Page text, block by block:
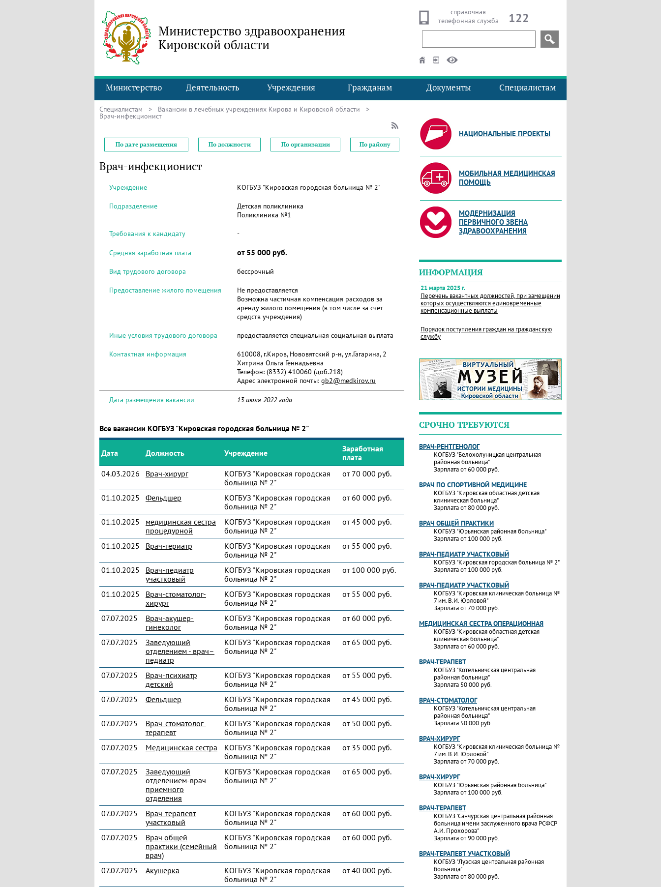
Министерство здравоохранения
Кировской области
справочная
телефонная служба
122
Министерство Деятельность Учреждения Гражданам Документы Специалистам
Специалистам > Вакансии в лечебных учреждениях Кирова и Кировской области >
Врач-инфекционист
По дате размещения По должности По организации По району
Врач-инфекционист
Учреждение КОГБУЗ "Кировская городская больница № 2"
Подразделение
Детская поликлиника
Поликлиника №1
Требования к кандидату -
Средняя заработная плата от 55 000 руб.
Вид трудового договора бессрочный
Предоставление жилого помещения
Не предоставляется
Возможна частичная компенсация расходов за
аренду жилого помещения (в том числе за счет
средств учреждения)
Иные условия трудового договора предоставляется специальная социальная выплата
Контактная информация
610008, г.Киров, Нововятский р-н, ул.Гагарина, 2
Хитрина Ольга Геннадьевна
Телефон: (8332) 410060 (доб.218)
Адрес электронной почты: gb2@medkirov.ru
Дата размещения вакансии 13 июля 2022 года
Все вакансии КОГБУЗ "Кировская городская больница № 2"
Дата Должность Учреждение
Заработная
плата
04.03.2026
Врач-хирург
КОГБУЗ "Кировская городская
больница № 2"
от 70 000 руб.
01.10.2025 Фельдшер
КОГБУЗ "Кировская городская
больница № 2"
от 60 000 руб.
01.10.2025
медицинская сестра
процедурной
КОГБУЗ "Кировская городская
больница № 2"
от 45 000 руб.
01.10.2025 Врач-гериатр
КОГБУЗ "Кировская городская
больница № 2"
от 55 000 руб.
01.10.2025
Врач-педиатр
участковый
КОГБУЗ "Кировская городская
больница № 2"
от 100 000 руб.
01.10.2025
Врач-стоматолог-
хирург
КОГБУЗ "Кировская городская
больница № 2"
от 55 000 руб.
07.07.2025
Врач-акушер-
гинеколог
КОГБУЗ "Кировская городская
больница № 2"
от 60 000 руб.
07.07.2025
Заведующий
отделением - врач–
педиатр
КОГБУЗ "Кировская городская
больница № 2"
от 65 000 руб.
07.07.2025
Врач-психиатр
детский
КОГБУЗ "Кировская городская
больница № 2"
от 55 000 руб.
07.07.2025 Фельдшер
КОГБУЗ "Кировская городская
больница № 2"
от 45 000 руб.
07.07.2025
Врач-стоматолог-
терапевт
КОГБУЗ "Кировская городская
больница № 2"
от 50 000 руб.
07.07.2025 Медицинская сестра
КОГБУЗ "Кировская городская
больница № 2"
от 35 000 руб.
07.07.2025
Заведующий
отделением-врач
приемного
отделения
КОГБУЗ "Кировская городская
больница № 2"
от 65 000 руб.
07.07.2025
Врач-терапевт
участковый
КОГБУЗ "Кировская городская
больница № 2"
от 60 000 руб.
07.07.2025
Врач общей
практики (семейный
врач)
КОГБУЗ "Кировская городская
больница № 2"
от 60 000 руб.
07.07.2025 Акушерка
КОГБУЗ "Кировская городская
больница № 2"
от 40 000 руб.
НАЦИОНАЛЬНЫЕ ПРОЕКТЫ
МОБИЛЬНАЯ МЕДИЦИНСКАЯ
ПОМОЩЬ
МОДЕРНИЗАЦИЯ
ПЕРВИЧНОГО ЗВЕНА
ЗДРАВООХРАНЕНИЯ
ИНФОРМАЦИЯ
21 марта 2025 г.
Перечень вакантных должностей, при замещении
которых осуществляются единовременные
компенсационные выплаты
Порядок поступления граждан на гражданскую
службу
СРОЧНО ТРЕБУЮТСЯ
ВРАЧ-РЕНТГЕНОЛОГ
КОГБУЗ "Белохолуницкая центральная
районная больница"
Зарплата от 60 000 руб.
ВРАЧ ПО СПОРТИВНОЙ МЕДИЦИНЕ
КОГБУЗ "Кировская областная детская
клиническая больница"
Зарплата от 80 000 руб.
ВРАЧ ОБЩЕЙ ПРАКТИКИ
КОГБУЗ "Юрьянская районная больница"
Зарплата от 100 000 руб.
ВРАЧ-ПЕДИАТР УЧАСТКОВЫЙ
КОГБУЗ "Кировская городская больница № 2"
Зарплата от 100 000 руб.
ВРАЧ-ПЕДИАТР УЧАСТКОВЫЙ
КОГБУЗ "Кировская клиническая больница №
7 им. В.И. Юрловой"
Зарплата от 70 000 руб.
МЕДИЦИНСКАЯ СЕСТРА ОПЕРАЦИОННАЯ
КОГБУЗ "Кировская областная детская
клиническая больница"
Зарплата от 60 000 руб.
ВРАЧ-ТЕРАПЕВТ
КОГБУЗ "Котельничская центральная
районная больница"
Зарплата 50 000 руб.
ВРАЧ-СТОМАТОЛОГ
КОГБУЗ "Котельничская центральная
районная больница"
Зарплата 50 000 руб.
ВРАЧ-ХИРУРГ
КОГБУЗ "Кировская клиническая больница №
7 им. В.И. Юрловой"
Зарплата от 70 000 руб.
ВРАЧ-ХИРУРГ
КОГБУЗ "Юрьянская районная больница"
Зарплата от 100 000 руб.
ВРАЧ-ТЕРАПЕВТ
КОГБУЗ "Санчурская центральная районная
больница имени заслуженного врача РСФСР
А.И. Прохорова"
Зарплата от 90 000 руб.
ВРАЧ-ТЕРАПЕВТ УЧАСТКОВЫЙ
КОГБУЗ "Лузская центральная районная
больница"
Зарплата от 80 000 руб.